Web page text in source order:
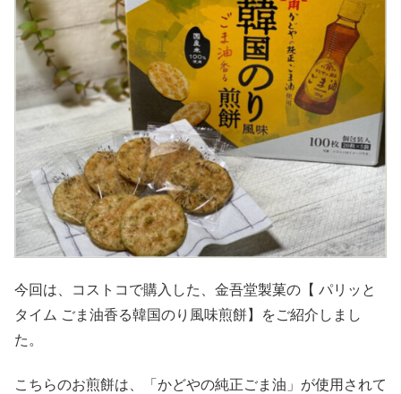
今回は、コストコで購入した、金吾堂製菓の【 パリッと
タイム ごま油香る韓国のり風味煎餅】をご紹介しまし
た。
こちらのお煎餅は、「かどやの純正ごま油」が使用されて